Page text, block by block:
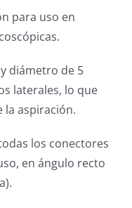
para uso en
diámetro de 5
laterales, lo que
la aspiración.
los conectores
en ángulo recto